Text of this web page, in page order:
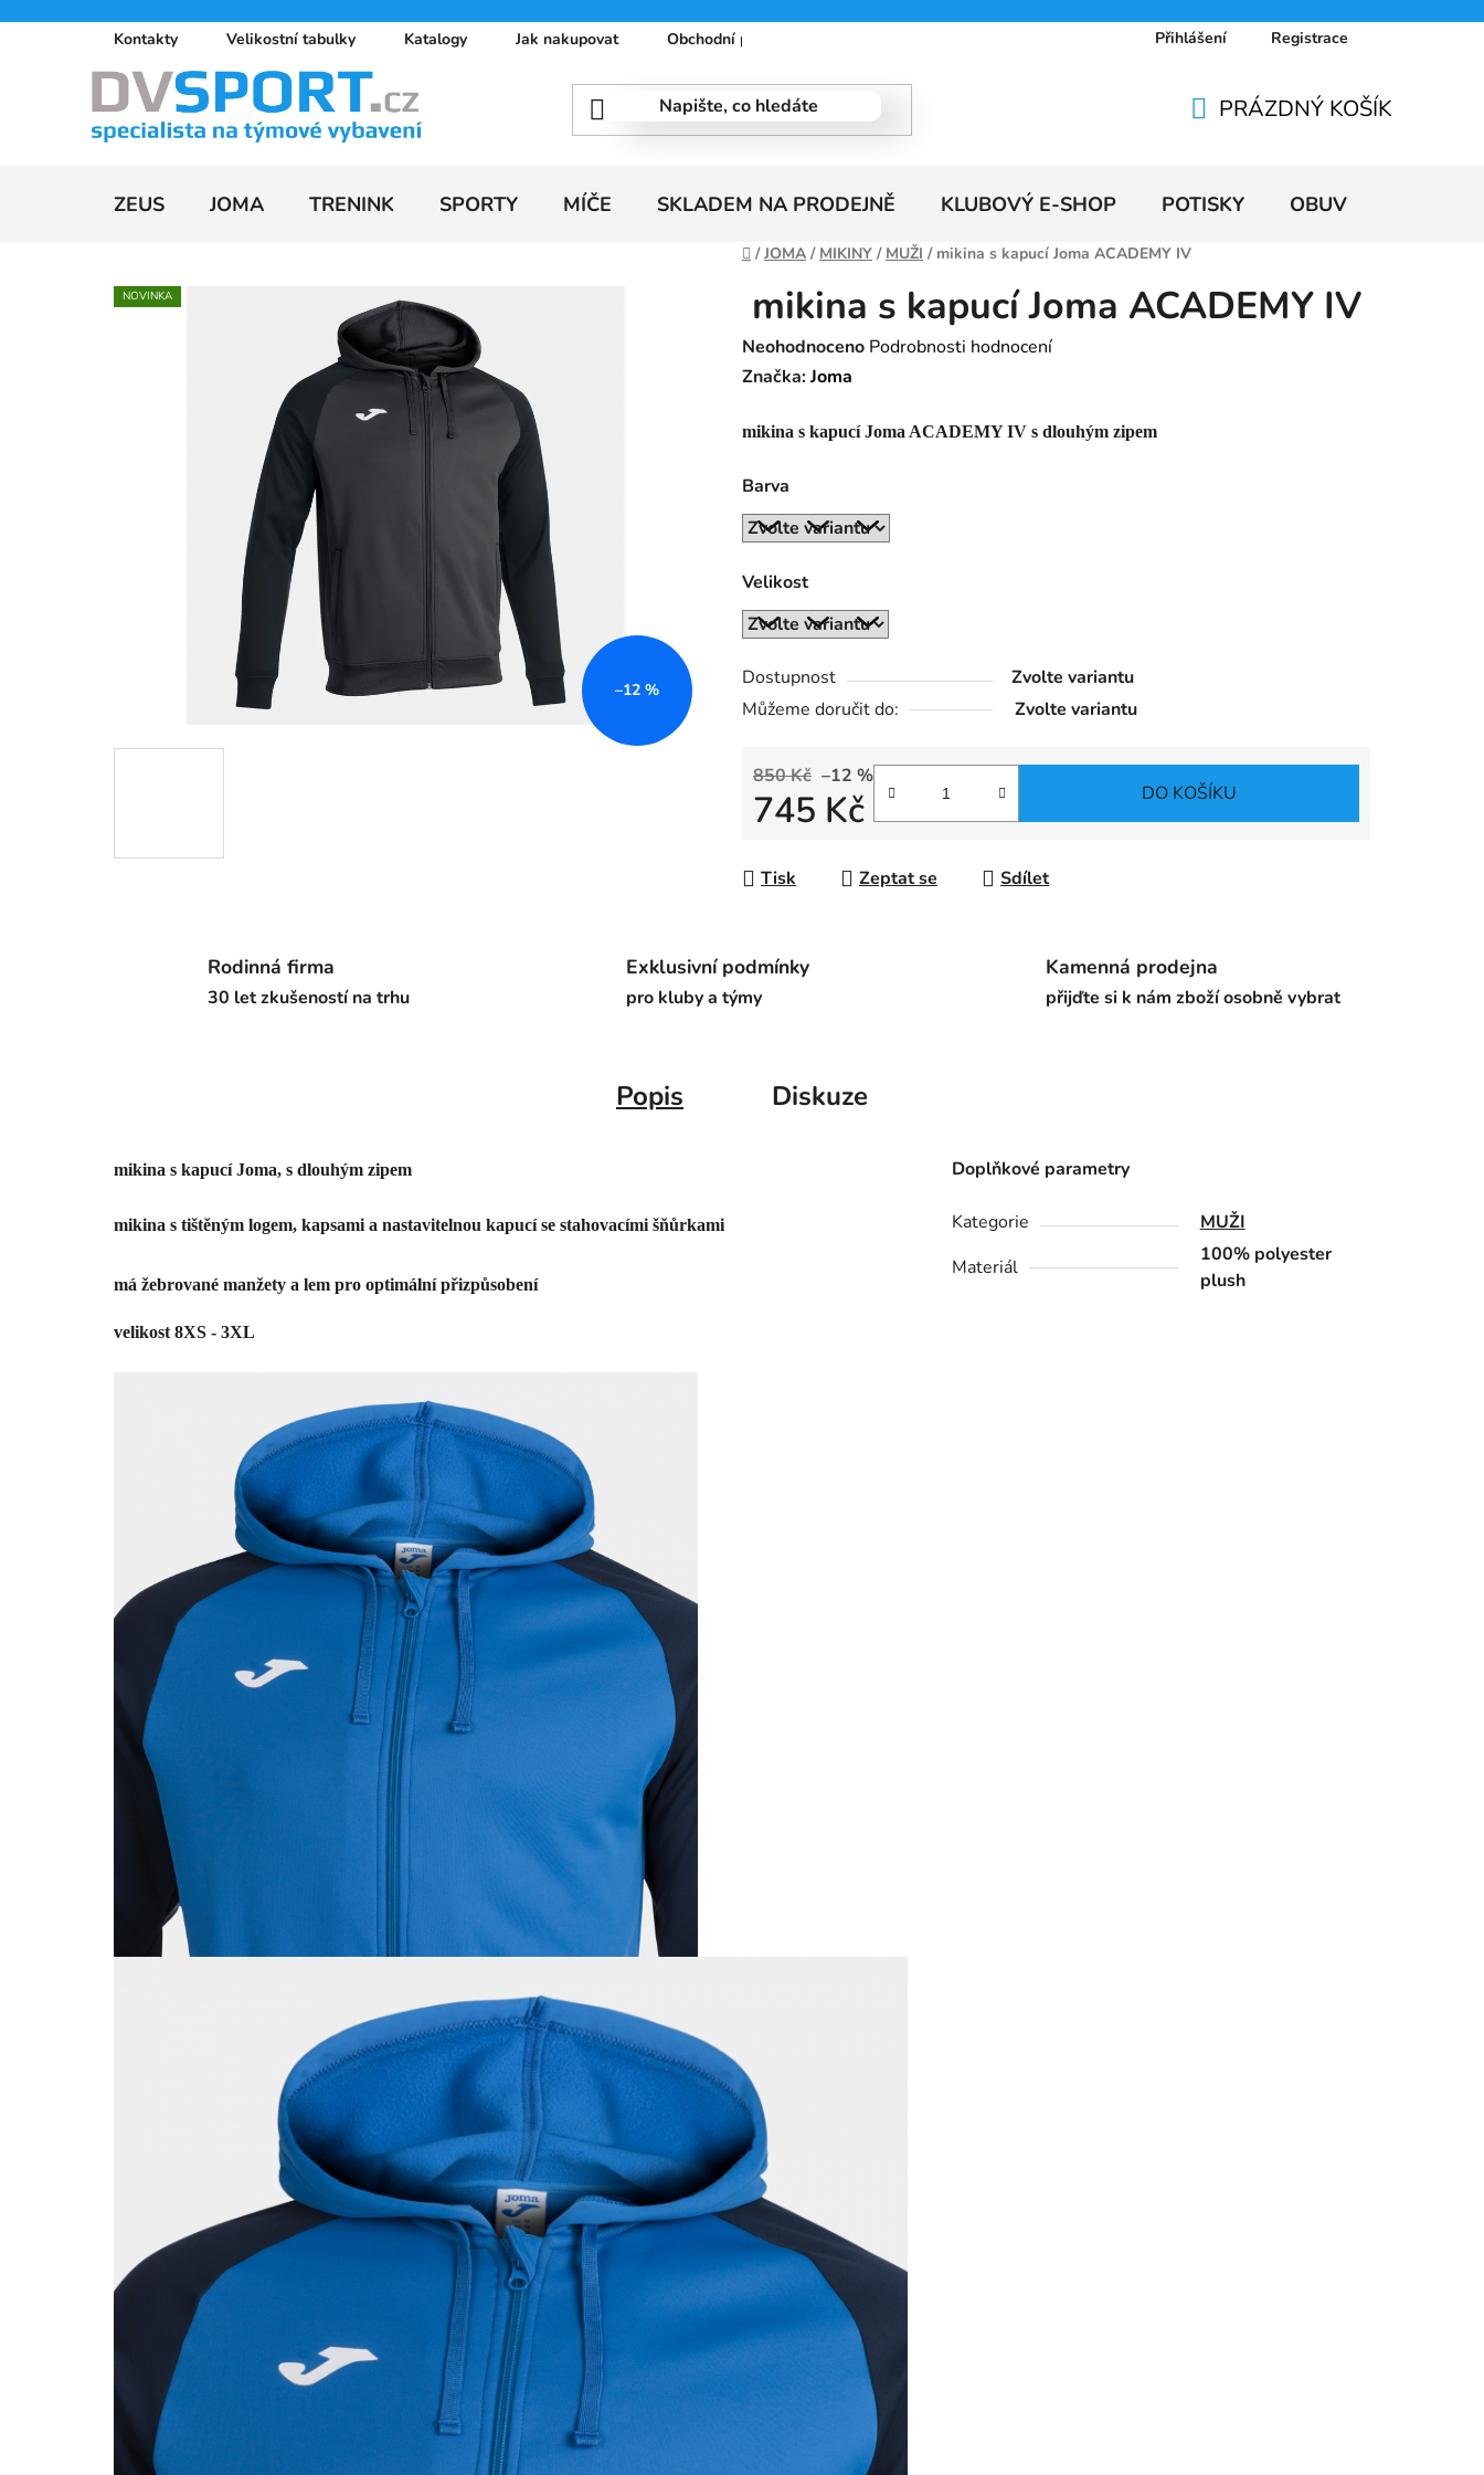
Kontakty Velikostní tabulky Katalogy Jak nakupovat Obchodní podmínky Doprava a platby Ceníky
Přihlášení Registrace
KOŠÍK
PRÁZDNÝ KOŠÍK
ZEUS JOMA TRENINK SPORTY MÍČE SKLADEM NA PRODEJNĚ KLUBOVÝ E-SHOP POTISKY OBUV
Domů
/ JOMA / MIKINY / MUŽI / mikina s kapucí Joma ACADEMY IV
mikina s kapucí Joma ACADEMY IV
Průměrné
hodnocení
je
z
5
Neohodnoceno Podrobnosti hodnocení
Značka:Joma
mikina s kapucí Joma ACADEMY IV s dlouhým zipem
Barva
Velikost
Dostupnost
Zvolte variantu
Můžeme doručit do:
Zvolte variantu
850 Kč –12 %
745 Kč DO KOŠÍKU
Tisk Zeptat se Sdílet
NOVINKA
–12 %
Rodinná firma
30 let zkušeností na trhu
Exklusivní podmínky
pro kluby a týmy
Kamenná prodejna
přijďte si k nám zboží osobně vybrat
Popis Diskuze
mikina s kapucí Joma, s dlouhým zipem
mikina s tištěným logem, kapsami a nastavitelnou kapucí se stahovacími šňůrkami
velikost 8XS - 3XL
Doplňkové parametry
Kategorie
MUŽI
Materiál
100% polyester
plush